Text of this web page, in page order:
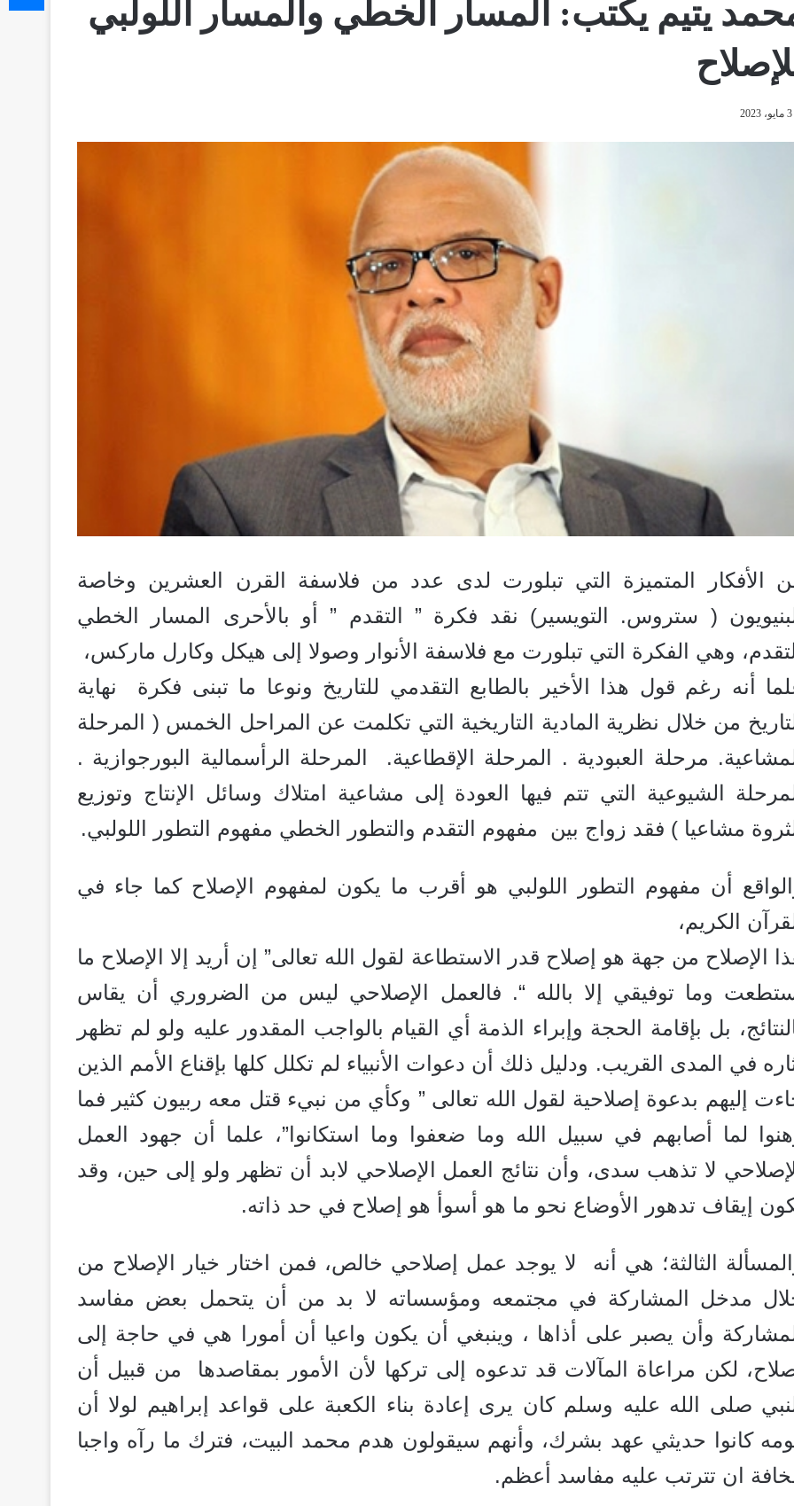
يتيم يكتب: المسار الخطي والمسار اللولبي
3 مايو، 2023
الأفكار المتميزة التي تبلورت لدى عدد من فلاسفة القرن العشرين وخاصة
( ستروس. التويسير) نقد فكرة ” التقدم ” أو بالأحرى المسار الخطي
وهي الفكرة التي تبلورت مع فلاسفة الأنوار وصولا إلى هيكل وكارل ماركس،
أنه رغم قول هذا الأخير بالطابع التقدمي للتاريخ ونوعا ما تبنى فكرة نهاية
من خلال نظرية المادية التاريخية التي تكلمت عن المراحل الخمس ( المرحلة
مرحلة العبودية . المرحلة الإقطاعية. المرحلة الرأسمالية البورجوازية .
الشيوعية التي تتم فيها العودة إلى مشاعية امتلاك وسائل الإنتاج وتوزيع
مشاعيا ) فقد زواج بين مفهوم التقدم والتطور الخطي مفهوم التطور اللولبي.
أن مفهوم التطور اللولبي هو أقرب ما يكون لمفهوم الإصلاح كما جاء في
الكريم،
الإصلاح من جهة هو إصلاح قدر الاستطاعة لقول الله تعالى” إن أريد إلا الإصلاح ما
وما توفيقي إلا بالله “. فالعمل الإصلاحي ليس من الضروري أن يقاس
بل بإقامة الحجة وإبراء الذمة أي القيام بالواجب المقدور عليه ولو لم تظهر
في المدى القريب. ودليل ذلك أن دعوات الأنبياء لم تكلل كلها بإقناع الأمم الذين
إليهم بدعوة إصلاحية لقول الله تعالى ” وكأي من نبيء قتل معه ربيون كثير فما
لما أصابهم في سبيل الله وما ضعفوا وما استكانوا”، علما أن جهود العمل
لا تذهب سدى، وأن نتائج العمل الإصلاحي لابد أن تظهر ولو إلى حين، وقد
إيقاف تدهور الأوضاع نحو ما هو أسوأ هو إصلاح في حد ذاته.
الثالثة؛ هي أنه لا يوجد عمل إصلاحي خالص، فمن اختار خيار الإصلاح من
مدخل المشاركة في مجتمعه ومؤسساته لا بد من أن يتحمل بعض مفاسد
وأن يصبر على أذاها ، وينبغي أن يكون واعيا أن أمورا هي في حاجة إلى
لكن مراعاة المآلات قد تدعوه إلى تركها لأن الأمور بمقاصدها من قبيل أن
صلى الله عليه وسلم كان يرى إعادة بناء الكعبة على قواعد إبراهيم لولا أن
كانوا حديثي عهد بشرك، وأنهم سيقولون هدم محمد البيت، فترك ما رآه واجبا
ان تترتب عليه مفاسد أعظم.